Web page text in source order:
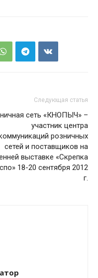
Следующая статья
сеть «КНОПЫЧ» –
участник центра
розничных
сетей и поставщиков на
выставке «Скрепка
18-20 сентября 2012
г.